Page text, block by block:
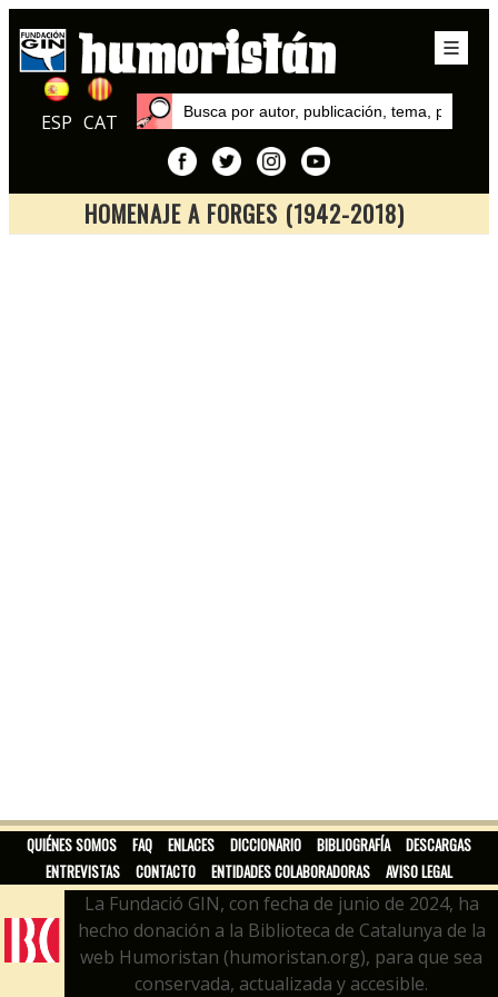
ESP CAT
HOMENAJE A FORGES (1942-2018)
QUIÉNES SOMOS FAQ ENLACES DICCIONARIO BIBLIOGRAFÍA
DESCARGAS
ENTREVISTAS
CONTACTO ENTIDADES COLABORADORAS AVISO LEGAL
La Fundació GIN, con fecha de junio de 2024, ha
hecho donación a la Biblioteca de Catalunya de la
web Humoristan (humoristan.org), para que sea
conservada, actualizada y accesible.